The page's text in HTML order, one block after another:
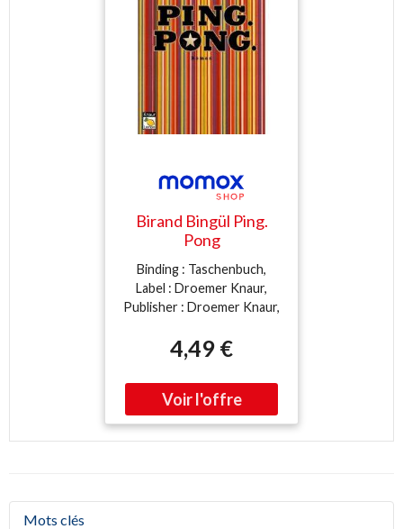
Birand Bingül Ping.
Pong
Binding : Taschenbuch,
Label : Droemer Knaur,
Publisher : Droemer Knaur,
publicationDate : 2002-01-
01, authors : Birand Bingül,
languages : german, ISBN :
3426615231
4,49 €